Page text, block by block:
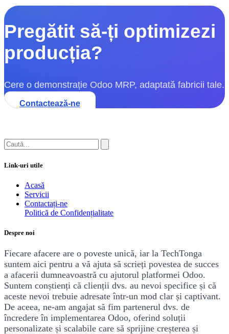
Pregătit să-ți optimizezi
producția?
Cere o demonstrație Odoo MRP, adaptată fabricii tale.
Contactează-ne
Link-uri utile
Acasă
Servicii
Contactați-ne
Politică de Confidențialitate
Despre noi
Fiecare afacere are o poveste unică, iar la TechTonga
suntem aici pentru a vă ajuta să sc​rieți povestea de succes
a afacerii dumneavoastră cu ajutorul platformei Odoo.
Suntem conștienți că clienții dvs. au nevoi specifice și că
aceste nevoi trebuie adresate într-un mod clar și captivant.
De aceea, ne-am angajat să fim partenerul dvs. de
încredere în implementarea Odoo, oferind soluții
personalizate și scalabile care să sprijine creșterea și